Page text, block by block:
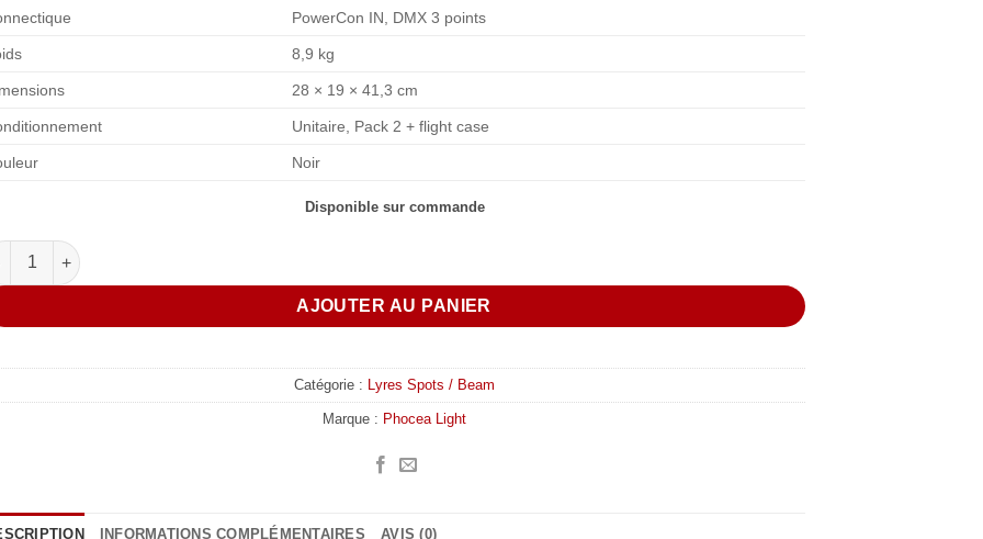
PowerCon IN, DMX 3 points
8,9 kg
28 × 19 × 41,3 cm
Unitaire, Pack 2 + flight case
Noir
Disponible sur commande
de Phocea Light - Lyre NOVA BEAM 200W
AJOUTER AU PANIER
Catégorie : Lyres Spots / Beam
Marque : Phocea Light
INFORMATIONS COMPLÉMENTAIRES AVIS (0)